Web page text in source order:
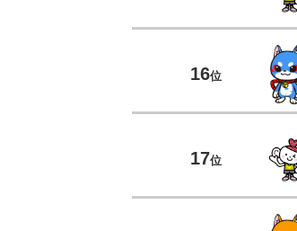
16位
17位